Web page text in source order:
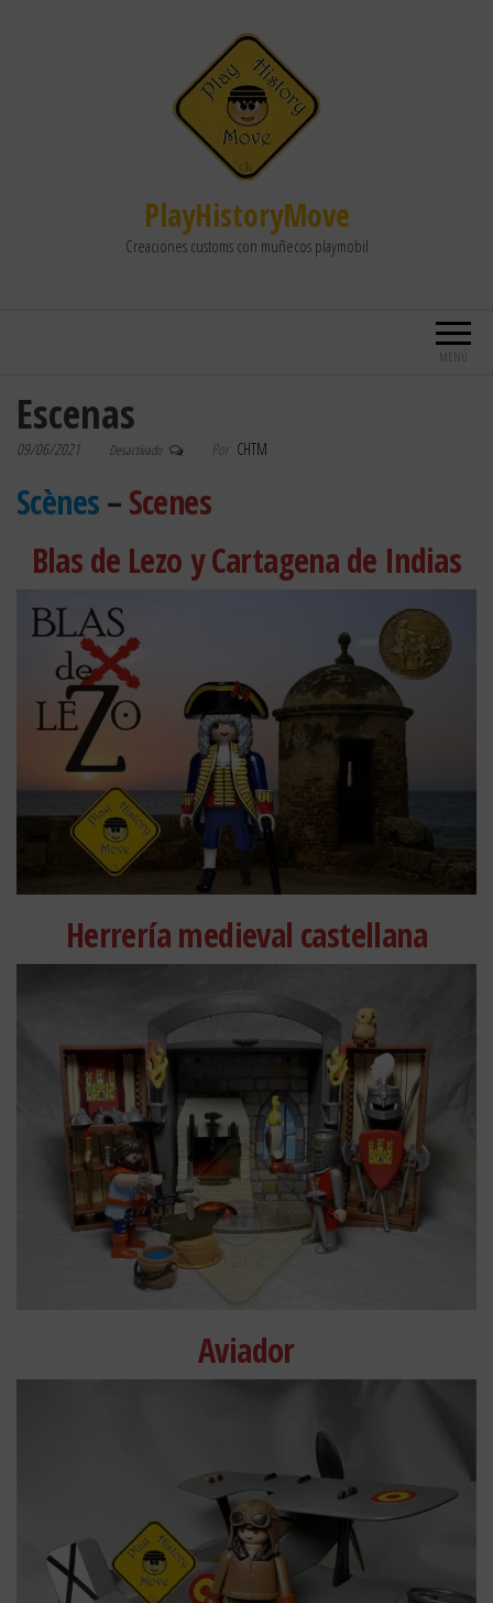
PlayHistoryMove
Creaciones customs con muñecos playmobil
MENÚ
Escenas
09/06/2021 Desactivado Por CHTM
Scènes–Scenes
Blas de Lezo y Cartagena de Indias
Herrería medieval castellana
Aviador